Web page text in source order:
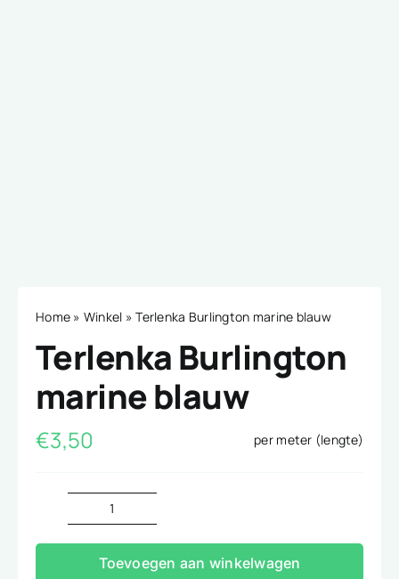
Home » Winkel »Terlenka Burlington marine blauw
Terlenka Burlington
marine blauw
€3,50 per meter (lengte)
Terlenka
Burlington
marine
Toevoegen aan winkelwagen